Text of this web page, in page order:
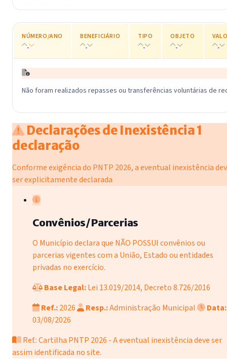
NÚMERO/ANO BENEFICIÁRIO TIPO OBJETO
Não foram realizados repasses ou transferências voluntárias de
Declarações de Inexistência1
declaração
Conforme exigência do PNTP 2026, a eventual inexistência
ser explicitamente declarada
Convênios/Parcerias
O Município declara que NÃO POSSUI convênios ou
parcerias vigentes com a União, Estado ou entidades
privadas no exercício.
Base Legal:Lei 13.019/2014, Decreto 8.726/2016
Ref.:2026 Resp.:Administração Municipal
Data:
03/08/2026
Ref.: Cartilha PNTP 2026 - A eventual inexistência deve ser
assim identificada no site.